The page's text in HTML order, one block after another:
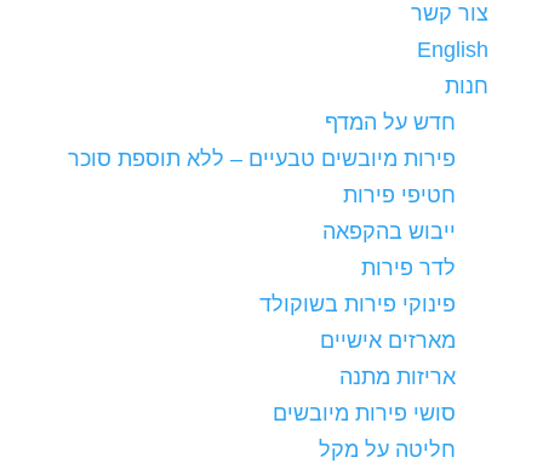
צור קשר
English
חנות
חדש על המדף
פירות מיובשים טבעיים – ללא תוספת סוכר
חטיפי פירות
ייבוש בהקפאה
לדר פירות
פינוקי פירות בשוקולד
מארזים אישיים
אריזות מתנה
סושי פירות מיובשים
חליטה על מקל